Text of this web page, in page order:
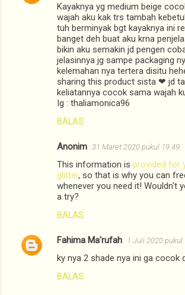
Kayaknya yg medium beige
wajah aku kak trs tambah
tuh berminyak bgt kayaknya ini
banget deh buat aku krna
bikin aku semakin jd pengen
jelasinnya jg sampe packaging
kelemahan nya tertera disitu
sharing this product sista ❤ jd
keliatannya cocok sama wajah
Ig : thaliamonica96
BALAS
Anonim 31 Maret 2020 pukul 19.49
This information is provided for
glitter, so that is why you can
whenever you need it! Wouldn't
a try?
BALAS
Fahima Ma'rufah 1 Juli 2020 pukul
ky nya 2 shade nya ini ga cocok
BALAS